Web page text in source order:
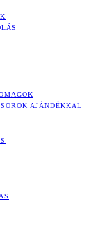
AJÁNDÉKKAL